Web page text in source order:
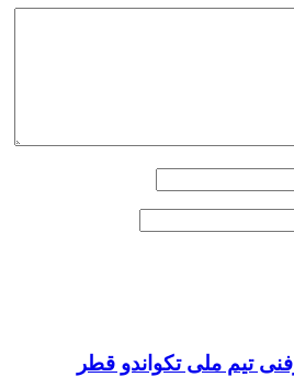
تیم ملی تکواندو قطر